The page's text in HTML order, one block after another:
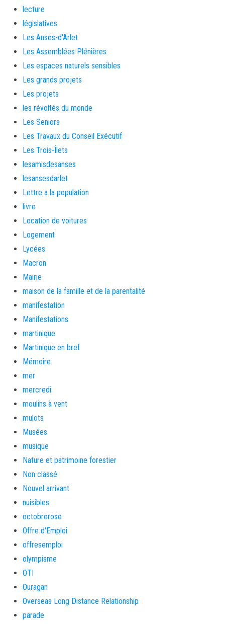
lecture
législatives
Les Anses-d'Arlet
Les Assemblées Plénières
Les espaces naturels sensibles
Les grands projets
Les projets
les révoltés du monde
Les Seniors
Les Travaux du Conseil Exécutif
Les Trois-Îlets
lesamisdesanses
lesansesdarlet
Lettre a la population
livre
Location de voitures
Logement
Lycées
Macron
Mairie
maison de la famille et de la parentalité
manifestation
Manifestations
martinique
Martinique en bref
Mémoire
mer
mercredi
moulins à vent
mulots
Musées
musique
Nature et patrimoine forestier
Non classé
Nouvel arrivant
nuisibles
octobrerose
Offre d'Emploi
offresemploi
olympisme
OTI
Ouragan
Overseas Long Distance Relationship
parade